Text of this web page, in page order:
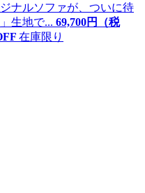
ナルソファが、ついに待
生地で... 69,700円（税
在庫限り